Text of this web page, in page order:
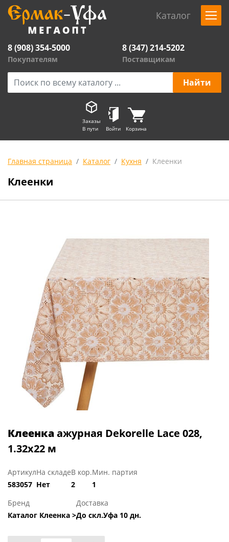
Каталог
8 (908) 354-5000
Покупателям
8 (347) 214-5202
Поставщикам
Заказы
В пути
Войти Корзина
Главная страница Каталог Кухня Клеенки
Клеенки
Клеенкаажурная Dekorelle Lace 028,
1.32х22 м
Артикул
583057
На складе
Нет
В кор.
2
Мин. партия
1
Бренд
Каталог Клеенка >
Доставка
До скл.Уфа 10 дн.